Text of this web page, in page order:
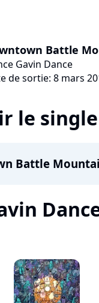
Battle
Gavin Dance
de sortie: 8 mars
le single
Battle